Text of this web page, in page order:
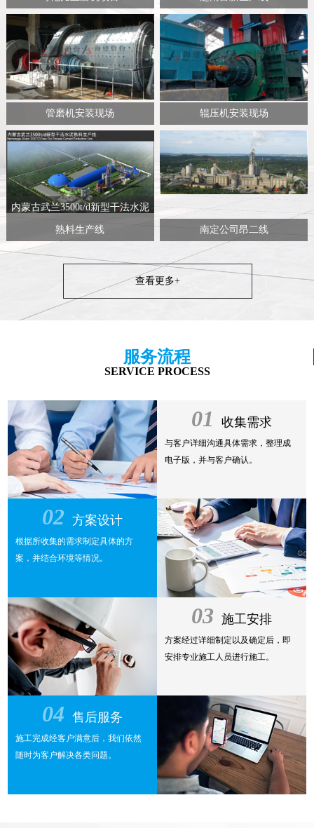
管磨机安装现场 辊压机安装现场
内蒙古武兰3500t/d新型干法水泥
熟料生产线 南定公司昂二线
查看更多+
服务流程
SERVICE PROCESS
01 收集需求
与客户详细沟通具体需求，整理成
电子版，并与客户确认。
02 方案设计
根据所收集的需求制定具体的方
案，并结合环境等情况。
03 施工安排
方案经过详细制定以及确定后，即
安排专业施工人员进行施工。
04 售后服务
施工完成经客户满意后，我们依然
随时为客户解决各类问题。